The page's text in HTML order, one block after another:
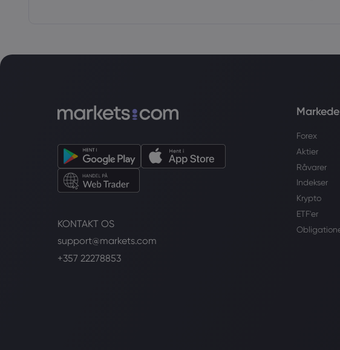
KONTAKT OS
support@markets.com
+357 22278853
Forex
Aktier
Råvarer
Indekser
Krypto
ETF'er